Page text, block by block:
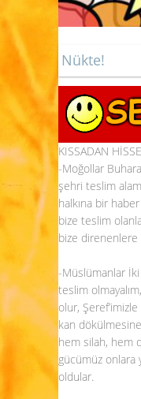
Nükte!
KISSADAN HİSSE
-Moğollar
şehri teslim
halkına bir haber
bize teslim
bize direnenlere
-Müslümanlar
teslim
olur,
kan
hem silah, hem
gücümüz
oldular.